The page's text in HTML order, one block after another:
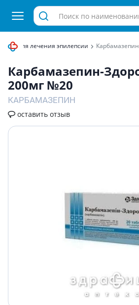
для лечения эпилепсии
Карбамазепин-
200мг №20
КАРБАМАЗЕПИН
оставить отзыв